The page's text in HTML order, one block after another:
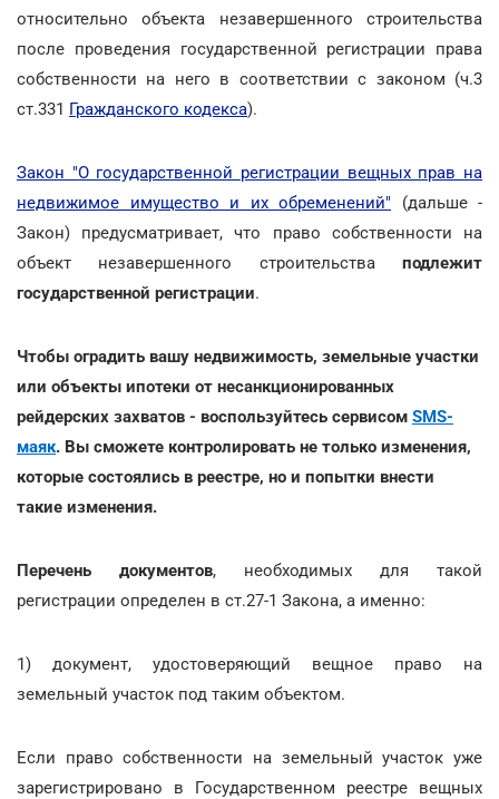
относительно объекта незавершенного строительства
после проведения государственной регистрации права
собственности на него в соответствии с законом (ч.3
ст.331 Гражданского кодекса).
Закон "О государственной регистрации вещных прав на
недвижимое имущество и их обременений" (дальше -
Закон) предусматривает, что право собственности на
объект незавершенного строительстваподлежит
государственной регистрации.
Чтобы оградить вашу недвижимость, земельные участки
или объекты ипотеки от несанкционированных
рейдерских захватов - воспользуйтесь сервисом SMS-
маяк. Вы сможете контролировать не только изменения,
которые состоялись в реестре, но и попытки внести
такие изменения.
Перечень документов, необходимых для такой
регистрации определен в ст.27-1 Закона, а именно:
1) документ, удостоверяющий вещное право на
земельный участок под таким объектом.
Если право собственности на земельный участок уже
зарегистрировано в Государственном реестре вещных